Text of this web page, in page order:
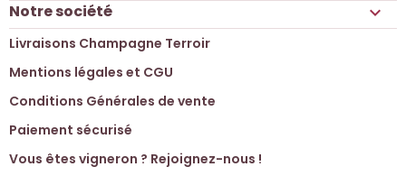
Notre société 
Livraisons Champagne Terroir
Mentions légales et CGU
Conditions Générales de vente
Paiement sécurisé
Vous êtes vigneron ? Rejoignez-nous !